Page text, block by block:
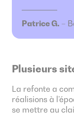
Patrice G. –
Plusieurs
La refonte a
réalisions à
se mettre au